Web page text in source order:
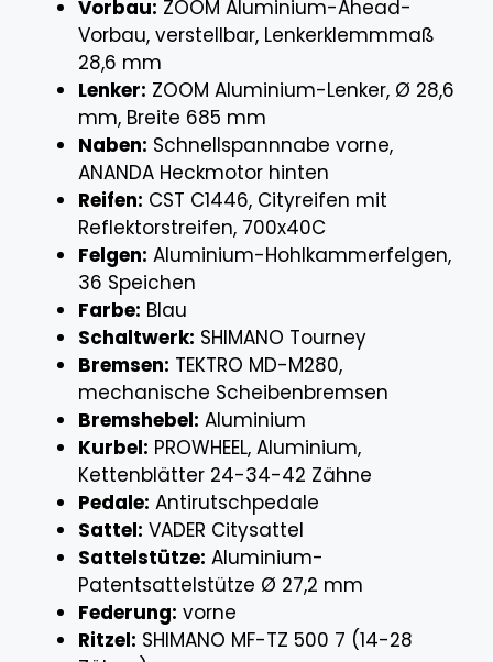
Vorbau: ZOOM Aluminium-Ahead-
Vorbau, verstellbar, Lenkerklemmmaß
28,6 mm
Lenker: ZOOM Aluminium-Lenker, Ø 28,6
mm, Breite 685 mm
Naben: Schnellspannnabe vorne,
ANANDA Heckmotor hinten
Reifen: CST C1446, Cityreifen mit
Reflektorstreifen, 700x40C
Felgen: Aluminium-Hohlkammerfelgen,
36 Speichen
Farbe: Blau
Schaltwerk: SHIMANO Tourney
Bremsen: TEKTRO MD-M280,
mechanische Scheibenbremsen
Bremshebel: Aluminium
Kurbel: PROWHEEL, Aluminium,
Kettenblätter 24-34-42 Zähne
Pedale: Antirutschpedale
Sattel: VADER Citysattel
Sattelstütze: Aluminium-
Patentsattelstütze Ø 27,2 mm
Federung: vorne
Ritzel: SHIMANO MF-TZ 500 7 (14-28